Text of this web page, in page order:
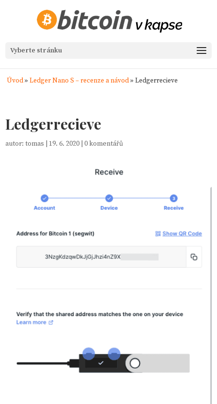
Vyberte stránku
Úvod» Ledger Nano S – recenze a návod» Ledgerrecieve
Ledgerrecieve
autor:tomas 19. 6. 2020 |0 komentářů